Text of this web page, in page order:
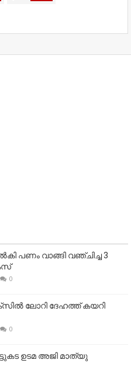
പണം വാങ്ങി വഞ്ചിച്ച 3
0
ലോറി ദേഹത്ത് കയറി
0
ഉടമ അജി മാത്യു